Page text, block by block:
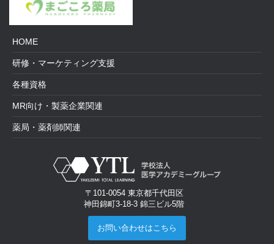
HOME
研修・マーケティング支援
各種資格
MR向け・製薬企業関連
薬局・薬剤師関連
〒101-0054 東京都千代田区
神田錦町3-18-3 錦三ビル5階
お問い合わせはこちら